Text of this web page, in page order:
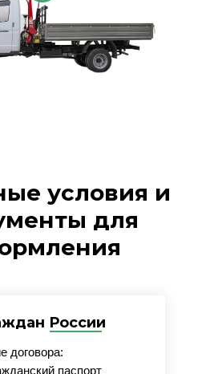
условия и
для
России
договора:
паспорт